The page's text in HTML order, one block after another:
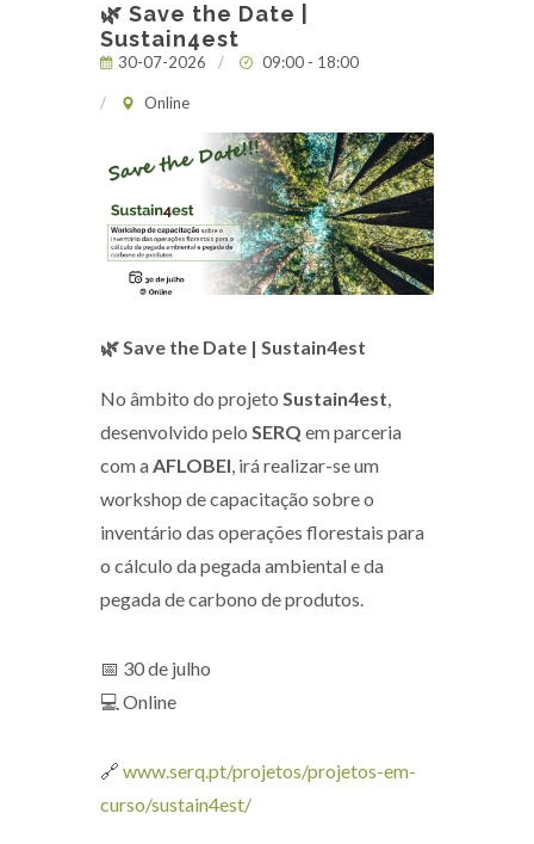
🌿 Save the Date |
Sustain4est
30-07-2026 09:00 - 18:00
Online
🌿 Save the Date | Sustain4est
No âmbito do projeto Sustain4est,
desenvolvido pelo SERQ em parceria
com aAFLOBEI, irá realizar-se um
workshop de capacitação sobre o
inventário das operações florestais para
o cálculo da pegada ambiental e da
pegada de carbono de produtos.
📅 30 de julho
💻 Online
🔗 www.serq.pt/projetos/projetos-em-
curso/sustain4est/